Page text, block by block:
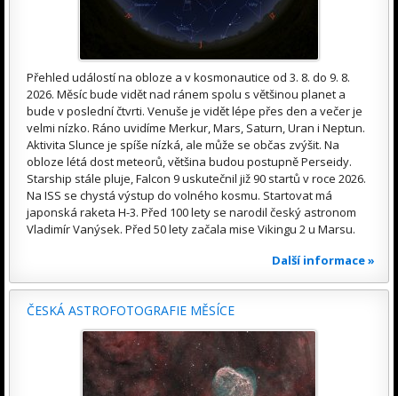
Přehled událostí na obloze a v kosmonautice od 3. 8. do 9. 8.
2026. Měsíc bude vidět nad ránem spolu s většinou planet a
bude v poslední čtvrti. Venuše je vidět lépe přes den a večer je
velmi nízko. Ráno uvidíme Merkur, Mars, Saturn, Uran i Neptun.
Aktivita Slunce je spíše nízká, ale může se občas zvýšit. Na
obloze létá dost meteorů, většina budou postupně Perseidy.
Starship stále pluje, Falcon 9 uskutečnil již 90 startů v roce 2026.
Na ISS se chystá výstup do volného kosmu. Startovat má
japonská raketa H-3. Před 100 lety se narodil český astronom
Vladimír Vanýsek. Před 50 lety začala mise Vikingu 2 u Marsu.
Další informace »
ČESKÁ ASTROFOTOGRAFIE MĚSÍCE